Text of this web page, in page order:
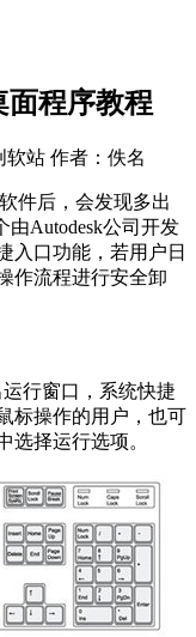
面程序教程
软站 作者：佚名
件后，会发现多出
由Autodesk公司开发
入口功能，若用户日
作流程进行安全卸
行窗口，系统快捷
标操作的用户，也可
选择运行选项。